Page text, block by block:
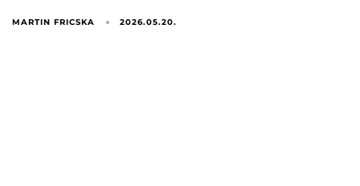
MARTIN FRICSKA 2026.05.20.